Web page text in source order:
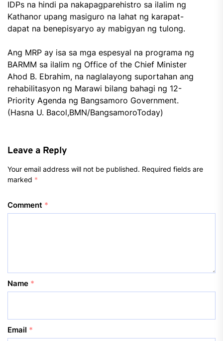
IDPs na hindi pa nakapagparehistro sa ilalim ng
Kathanor upang masiguro na lahat ng karapat-
dapat na benepisyaryo ay mabigyan ng tulong.
Ang MRP ay isa sa mga espesyal na programa ng
BARMM sa ilalim ng Office of the Chief Minister
Ahod B. Ebrahim, na naglalayong suportahan ang
rehabilitasyon ng Marawi bilang bahagi ng 12-
Priority Agenda ng Bangsamoro Government.
(Hasna U. Bacol,BMN/BangsamoroToday)
Leave a Reply
Your email address will not be published. Required fields are
marked *
Comment *
Name *
Email *